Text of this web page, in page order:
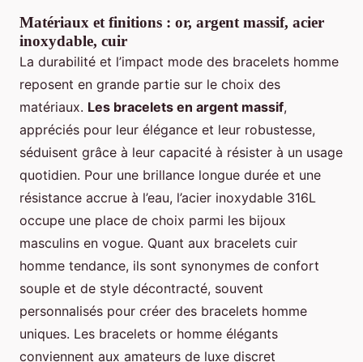
Matériaux et finitions : or, argent massif, acier
inoxydable, cuir
La durabilité et l’impact mode des bracelets homme
reposent en grande partie sur le choix des
matériaux. Les bracelets en argent massif,
appréciés pour leur élégance et leur robustesse,
séduisent grâce à leur capacité à résister à un usage
quotidien. Pour une brillance longue durée et une
résistance accrue à l’eau, l’acier inoxydable 316L
occupe une place de choix parmi les bijoux
masculins en vogue. Quant aux bracelets cuir
homme tendance, ils sont synonymes de confort
souple et de style décontracté, souvent
personnalisés pour créer des bracelets homme
uniques. Les bracelets or homme élégants
conviennent aux amateurs de luxe discret